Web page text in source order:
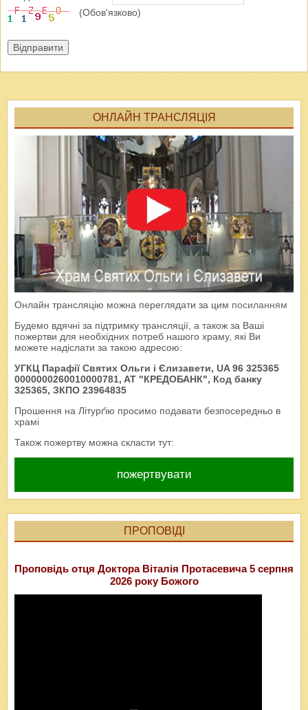
(Обов'язково)
Відправити
ОНЛАЙН ТРАНСЛЯЦІЯ
Онлайн трансляцію можна переглядати за цим посиланням
Будемо вдячні за підтримку трансляції, а також за Ваші
пожертви для необхідних потреб нашого храму, які Ви
можете надіслати за такою адресою:
УГКЦ Парафії Святих Ольги і Єлизавети, UA 96 325365
0000000260010000781, AT "КРЕДОБАНК", Код банку
325365, ЗКПО 23964835
Прошення на Літурґію просимо подавати безпосередньо в
храмі
Також пожертву можна скласти тут:
пожертвувати
ПРОПОВІДІ
Проповідь отця Доктора Віталія Протасевича 5 серпня
2026 року Божого